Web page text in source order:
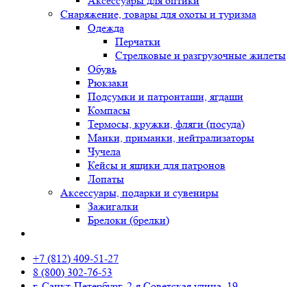
Снаряжение, товары для охоты и туризма
Одежда
Перчатки
Стрелковые и разгрузочные жилеты
Обувь
Рюкзаки
Подсумки и патронташи, ягдаши
Компасы
Термосы, кружки, фляги (посуда)
Манки, приманки, нейтрализаторы
Чучела
Кейсы и ящики для патронов
Лопаты
Аксессуары, подарки и сувениры
Зажигалки
Брелоки (брелки)
+7 (812) 409-51-27
8 (800) 302-76-53